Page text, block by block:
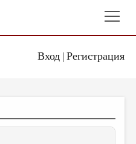
Вход| Регистрация